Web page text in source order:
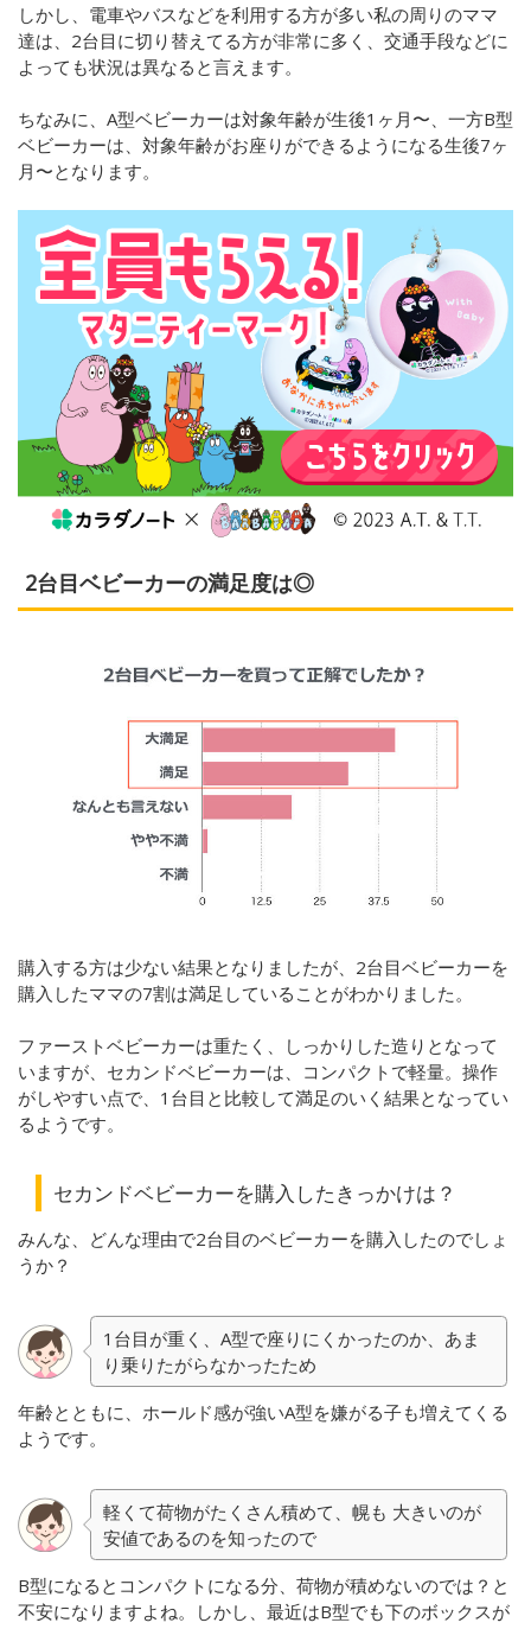
しかし、電車やバスなどを利用する方が多い私の周りのママ
達は、2台目に切り替えてる方が非常に多く、交通手段などに
よっても状況は異なると言えます。
ちなみに、A型ベビーカーは対象年齢が生後1ヶ月〜、一方B型
ベビーカーは、対象年齢がお座りができるようになる生後7ヶ
月〜となります。
2台目ベビーカーの満足度は◎
購入する方は少ない結果となりましたが、2台目ベビーカーを
購入したママの7割は満足していることがわかりました。
ファーストベビーカーは重たく、しっかりした造りとなって
いますが、セカンドベビーカーは、コンパクトで軽量。操作
がしやすい点で、1台目と比較して満足のいく結果となってい
るようです。
セカンドベビーカーを購入したきっかけは？
みんな、どんな理由で2台目のベビーカーを購入したのでしょ
うか？
1台目が重く、A型で座りにくかったのか、あま
り乗りたがらなかったため
年齢とともに、ホールド感が強いA型を嫌がる子も増えてくる
ようです。
軽くて荷物がたくさん積めて、幌も 大きいのが
安値であるのを知ったので
B型になるとコンパクトになる分、荷物が積めないのでは？と
不安になりますよね。しかし、最近はB型でも下のボックスが